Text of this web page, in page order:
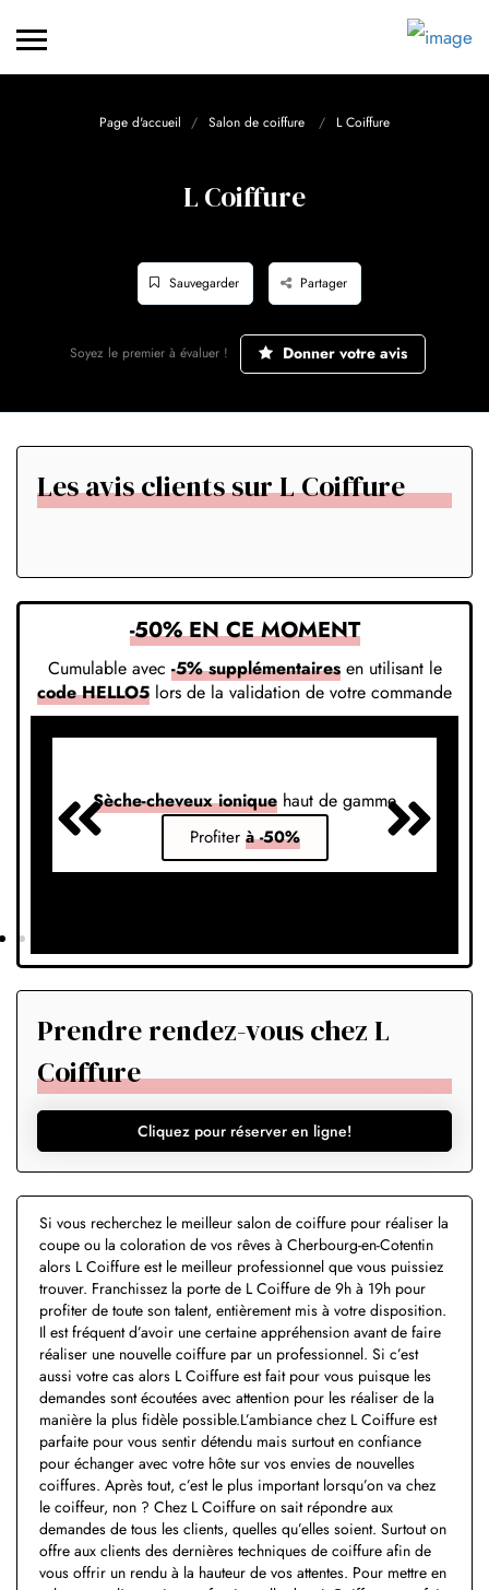
Page d'accueil Salon de coiffure L Coiffure
L Coiffure
Sauvegarder Partager
Soyez le premier à évaluer ! Donner votre avis
Les avis clients sur L Coiffure
-50% EN CE MOMENT
Cumulable avec -5% supplémentairesen utilisant le
code HELLO5 lors de la validation de votre commande
Sèche-cheveux ionique haut de gamme
Profiter à -50%
Prendre rendez-vous chez L
Coiffure
Cliquez pour réserver en ligne!
Si vous recherchez le meilleur salon de coiffure pour réaliser la
coupe ou la coloration de vos rêves à Cherbourg-en-Cotentin
alors L Coiffure est le meilleur professionnel que vous puissiez
trouver. Franchissez la porte de L Coiffure de 9h à 19h pour
profiter de toute son talent, entièrement mis à votre disposition.
Il est fréquent d’avoir une certaine appréhension avant de faire
réaliser une nouvelle coiffure par un professionnel. Si c’est
aussi votre cas alors L Coiffure est fait pour vous puisque les
demandes sont écoutées avec attention pour les réaliser de la
manière la plus fidèle possible.L’ambiance chez L Coiffure est
parfaite pour vous sentir détendu mais surtout en confiance
pour échanger avec votre hôte sur vos envies de nouvelles
coiffures. Après tout, c’est le plus important lorsqu’on va chez
le coiffeur, non ? Chez L Coiffure on sait répondre aux
demandes de tous les clients, quelles qu’elles soient. Surtout on
offre aux clients des dernières techniques de coiffure afin de
vous offrir un rendu à la hauteur de vos attentes. Pour mettre en